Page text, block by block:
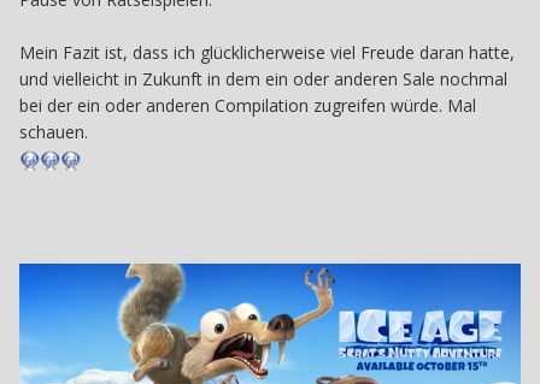
Mein Fazit ist, dass ich glücklicherweise viel Freude daran hatte,
und vielleicht in Zukunft in dem ein oder anderen Sale nochmal
bei der ein oder anderen Compilation zugreifen würde. Mal
schauen.